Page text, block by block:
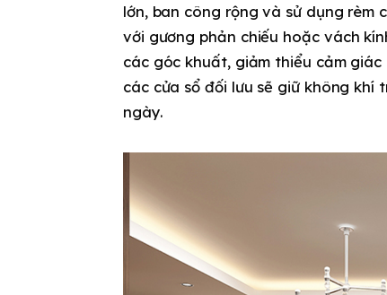
lớn, ban công rộng và sử dụng rèm
với gương phản chiếu hoặc vách
các góc khuất, giảm thiểu cảm
các cửa sổ đối lưu sẽ giữ không
ngày.